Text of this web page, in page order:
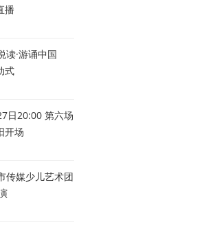
播
·游诵中国
式
日20:00 第六场
开场
传媒少儿艺术团